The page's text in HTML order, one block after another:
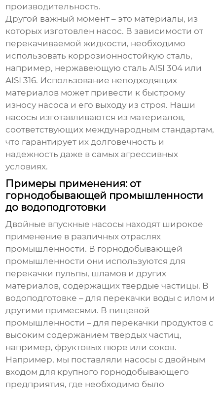
производительность.
Другой важный момент – это материалы, из
которых изготовлен насос. В зависимости от
перекачиваемой жидкости, необходимо
использовать коррозионностойкую сталь,
например, нержавеющую сталь AISI 304 или
AISI 316. Использование неподходящих
материалов может привести к быстрому
износу насоса и его выходу из строя. Наши
насосы изготавливаются из материалов,
соответствующих международным стандартам,
что гарантирует их долговечность и
надежность даже в самых агрессивных
условиях.
Примеры применения: от
горнодобывающей промышленности
до водоподготовки
Двойные впускные насосы находят широкое
применение в различных отраслях
промышленности. В горнодобывающей
промышленности они используются для
перекачки пульпы, шламов и других
материалов, содержащих твердые частицы. В
водоподготовке – для перекачки воды с илом и
другими примесями. В пищевой
промышленности – для перекачки продуктов с
высоким содержанием твердых частиц,
например, фруктовых пюре или соков.
Например, мы поставляли насосы с двойным
входом для крупного горнодобывающего
предприятия, где необходимо было